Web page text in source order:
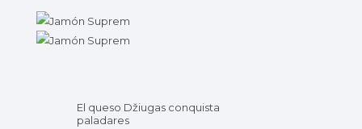
El queso Džiugas conquista
paladares